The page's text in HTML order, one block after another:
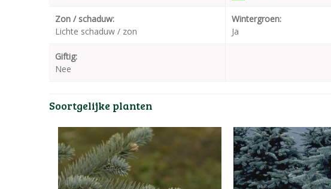
Zon / schaduw:
Lichte schaduw / zon
Wintergroen:
Ja
Giftig:
Nee
Soortgelijke planten